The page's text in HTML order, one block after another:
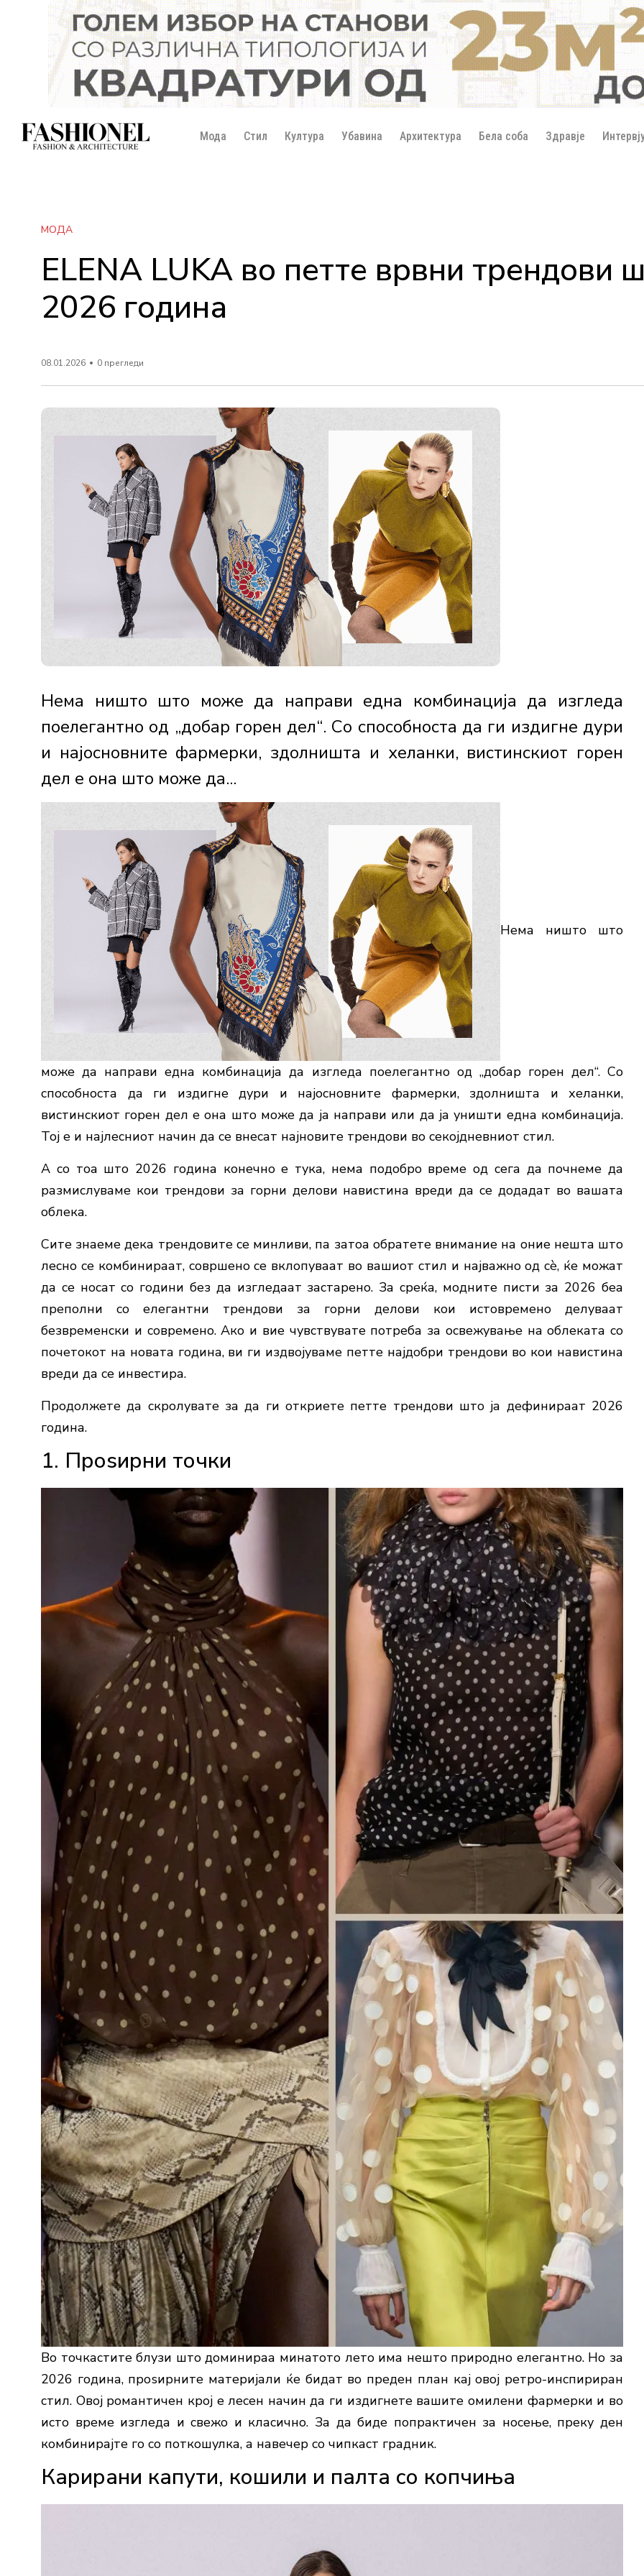
Мода Стил Култура Убавина Архитектура Бела соба Здравје
МОДА
ELENA LUKA во петте врвни трендови
2026 година
08.01.2026 0 прегледи
Нема ништо што може да направи една комбинација да изгледа
поелегантно од „добар горен дел“. Со способноста да ги издигне дури
и најосновните фармерки, здолништа и хеланки, вистинскиот горен
дел е она што може да...
Нема ништо што
може да направи една комбинација да изгледа поелегантно од „добар горен дел“. Со
способноста да ги издигне дури и најосновните фармерки, здолништа и хеланки,
вистинскиот горен дел е она што може да ја направи или да ја уништи една комбинација.
Тој е и најлесниот начин да се внесат најновите трендови во секојдневниот стил.
А со тоа што 2026 година конечно е тука, нема подобро време од сега да почнеме да
размислуваме кои трендови за горни делови навистина вреди да се додадат во вашата
облека.
Сите знаеме дека трендовите се минливи, па затоа обратете внимание на оние нешта што
лесно се комбинираат, совршено се вклопуваат во вашиот стил и најважно од сè, ќе можат
да се носат со години без да изгледаат застарено. За среќа, модните писти за 2026 беа
преполни со елегантни трендови за горни делови кои истовремено делуваат
безвременски и современо. Ако и вие чувствувате потреба за освежување на облеката со
почетокот на новата година, ви ги издвојуваме петте најдобри трендови во кои навистина
вреди да се инвестира.
Продолжете да скролувате за да ги откриете петте трендови што ја дефинираат 2026
година.
1. Проѕирни точки
Во точкастите блузи што доминираа минатото лето има нешто природно елегантно. Но за
2026 година, проѕирните материјали ќе бидат во преден план кај овој ретро-инспириран
стил. Овој романтичен крој е лесен начин да ги издигнете вашите омилени фармерки и во
исто време изгледа и свежо и класично. За да биде попрактичен за носење, преку ден
комбинирајте го со поткошулка, а навечер со чипкаст градник.
Карирани капути, кошили и палта со копчиња